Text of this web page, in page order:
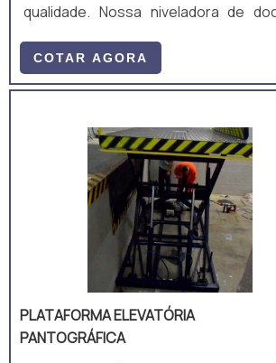
qualidade. Nossa niveladora de
monobloco em perfis laminados de aço
ASTM A-36, com a forração
união das partes com solda estrutural
MIG e dobradiças reforçadas com pino
em aço 1045 para evitar deformações
na operação.A unidade eletro hidráulica
da niveladora de doca automática é
COTAR AGORA
PLATAFORMA ELEVATÓRIA
PANTOGRÁFICA